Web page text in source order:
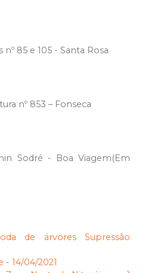
nº 85 e 105 - Santa Rosa
nº 853 – Fonseca
Sodré - Boa Viagem(Em
de árvores
Supressão
14/04/2021